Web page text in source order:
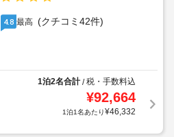
4.8 最高 (クチコミ42件)
1泊2名合計/税・手数料込
¥92,664
1泊1名あたり¥46,332